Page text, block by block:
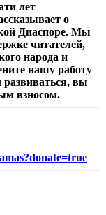
лет
о
Диаспоре. Мы
читателей,
народа и
нашу работу
вы
взносом.